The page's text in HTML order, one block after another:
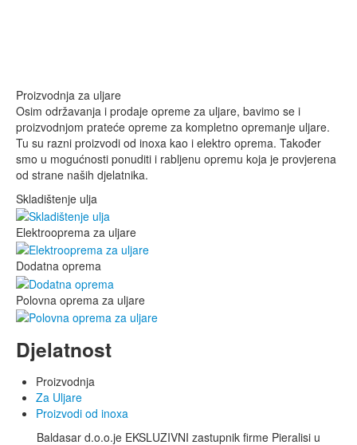
Proizvodnja za uljare
Osim održavanja i prodaje opreme za uljare, bavimo se i
proizvodnjom prateće opreme za kompletno opremanje uljare.
Tu su razni proizvodi od inoxa kao i elektro oprema. Također
smo u mogućnosti ponuditi i rabljenu opremu koja je provjerena
od strane naših djelatnika.
Skladištenje ulja
Elektrooprema za uljare
Dodatna oprema
Polovna oprema za uljare
Djelatnost
Proizvodnja
Za Uljare
Proizvodi od inoxa
Baldasar d.o.o.je EKSLUZIVNI zastupnik firme Pieralisi u